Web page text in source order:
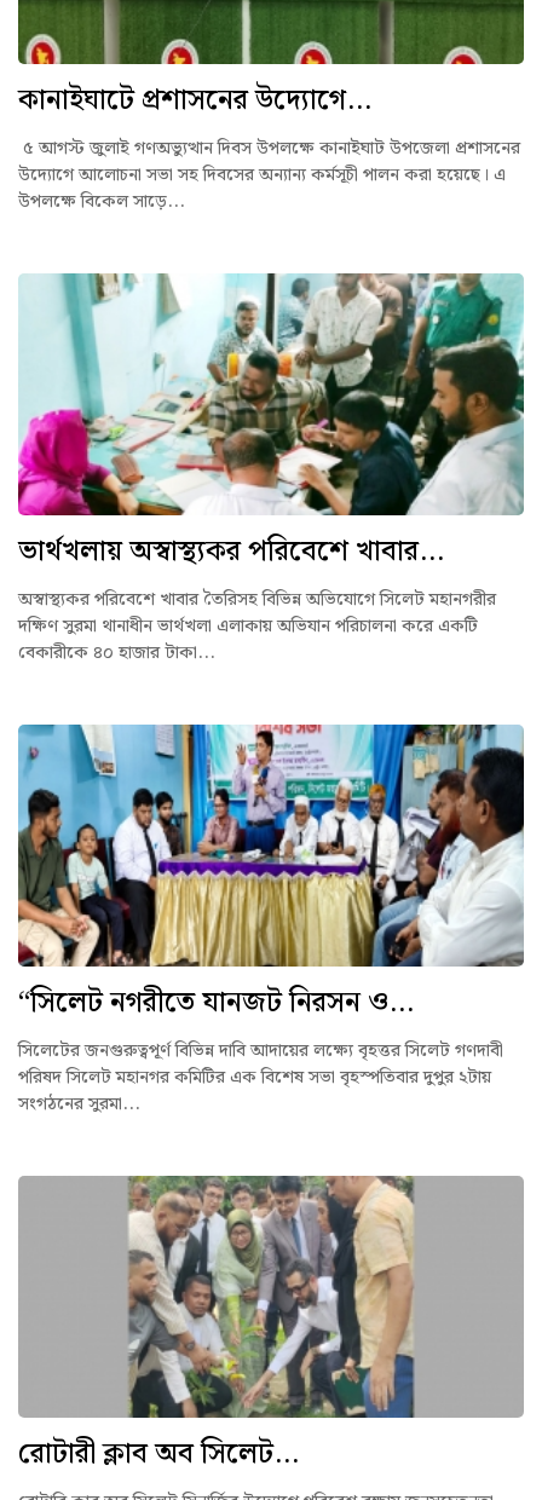
কানাইঘাটে প্রশাসনের উদ্যোগে...
৫ আগস্ট জুলাই গণঅভ্যুত্থান দিবস উপলক্ষে কানাইঘাট উপজেলা প্রশাসনের
উদ্যোগে আলোচনা সভা সহ দিবসের অন্যান্য কর্মসূচী পালন করা হয়েছে। এ
উপলক্ষে বিকেল সাড়ে...
ভার্থখলায় অস্বাস্থ্যকর পরিবেশে খাবার...
অস্বাস্থ্যকর পরিবেশে খাবার তৈরিসহ বিভিন্ন অভিযোগে সিলেট মহানগরীর
দক্ষিণ সুরমা থানাধীন ভার্থখলা এলাকায় অভিযান পরিচালনা করে একটি
বেকারীকে ৪০ হাজার টাকা...
“সিলেট নগরীতে যানজট নিরসন ও...
সিলেটের জনগুরুত্বপূর্ণ বিভিন্ন দাবি আদায়ের লক্ষ্যে বৃহত্তর সিলেট গণদাবী
পরিষদ সিলেট মহানগর কমিটির এক বিশেষ সভা বৃহস্পতিবার দুপুর ২টায়
সংগঠনের সুরমা...
রোটারী ক্লাব অব সিলেট...